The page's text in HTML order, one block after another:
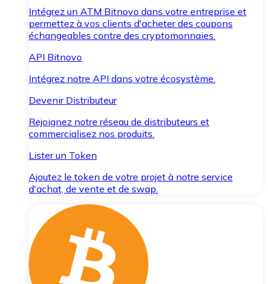
Intégrez un ATM Bitnovo dans votre entreprise et
permettez à vos clients d'acheter des coupons
échangeables contre des cryptomonnaies.
API Bitnovo
Intégrez notre API dans votre écosystème.
Devenir Distributeur
Rejoignez notre réseau de distributeurs et
commercialisez nos produits.
Lister un Token
Ajoutez le token de votre projet à notre service
d'achat, de vente et de swap.